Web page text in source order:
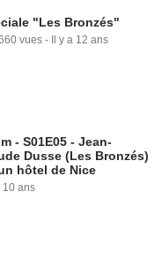
"Les Bronzés"
vues - Il y a 12 ans
- S01E05 - Jean-
Dusse (Les Bronzés)
hôtel de Nice
10 ans